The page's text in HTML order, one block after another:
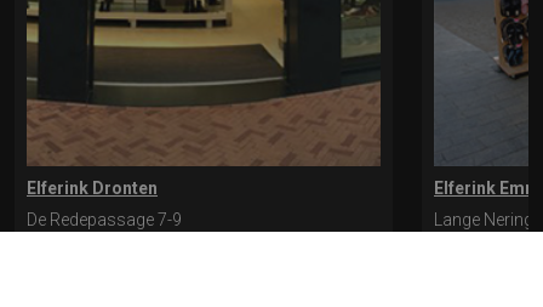
Elferink Dronten
De Redepassage 7-9
Elferink
Lange Nering